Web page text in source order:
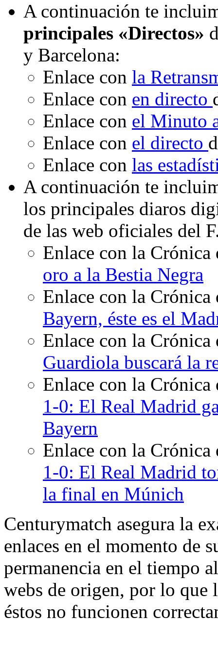
A continuación te
principales «Directos»
y Barcelona:
Enlace con la
Enlace con en directo
Enlace con el Minuto
Enlace con el directo
Enlace con las
A continuación te
los principales diaros
de las web oficiales del
Enlace con la
oro a la Bestia Negra
Enlace con la
Bayern, éste es el
Enlace con la
Guardiola buscará la
Enlace con la
1-0: El Real Madrid
Bayern
Enlace con la
1-0: El Real Madrid
la final en Múnich
Centurymatch asegura la
enlaces en el momento de
permanencia en el tiempo
webs de origen, por lo que
éstos no funcionen